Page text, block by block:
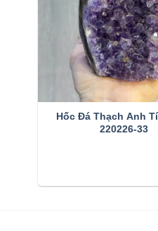
Tên khoa học: đá
Hốc Đá Thạch Anh
220226-33